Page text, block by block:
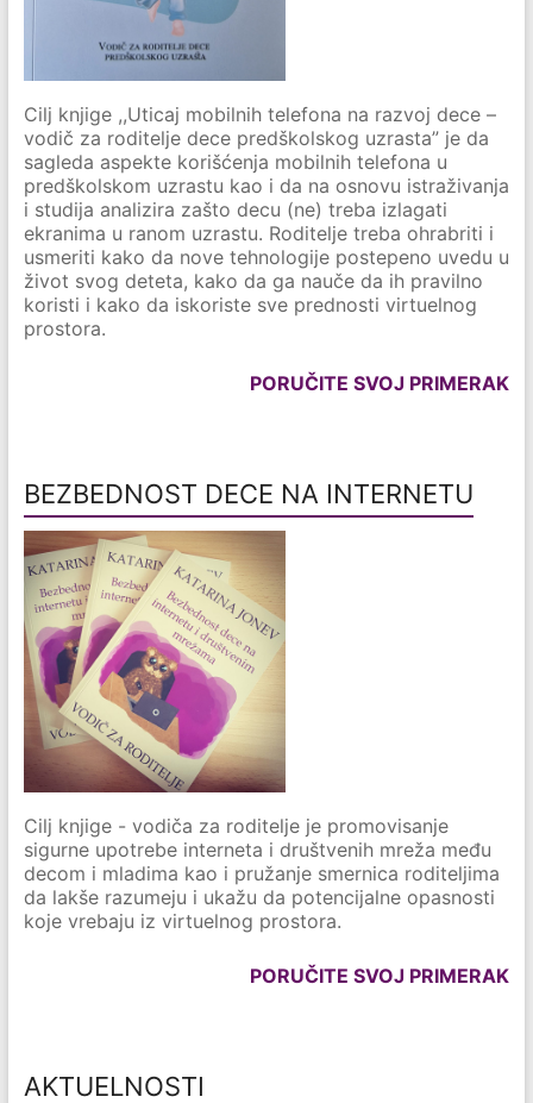
Cilj knjige ,,Uticaj mobilnih telefona na razvoj dece –
vodič za roditelje dece predškolskog uzrasta” je da
sagleda aspekte korišćenja mobilnih telefona u
predškolskom uzrastu kao i da na osnovu istraživanja
i studija analizira zašto decu (ne) treba izlagati
ekranima u ranom uzrastu. Roditelje treba ohrabriti i
usmeriti kako da nove tehnologije postepeno uvedu u
život svog deteta, kako da ga nauče da ih pravilno
koristi i kako da iskoriste sve prednosti virtuelnog
prostora.
PORUČITE SVOJ PRIMERAK
BEZBEDNOST DECE NA INTERNETU
Cilj knjige - vodiča za roditelje je promovisanje
sigurne upotrebe interneta i društvenih mreža među
decom i mladima kao i pružanje smernica roditeljima
da lakše razumeju i ukažu da potencijalne opasnosti
koje vrebaju iz virtuelnog prostora.
PORUČITE SVOJ PRIMERAK
AKTUELNOSTI